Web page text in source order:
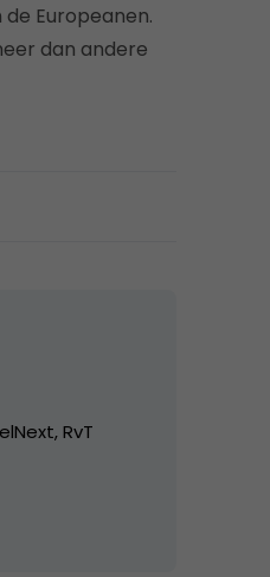
Europeanen.
dan andere
RvT